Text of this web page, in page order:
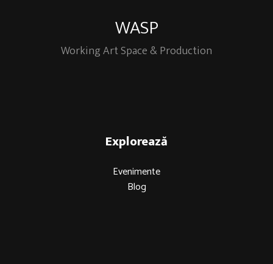
WASP
Working Art Space & Production
Explorează
Evenimente
Blog